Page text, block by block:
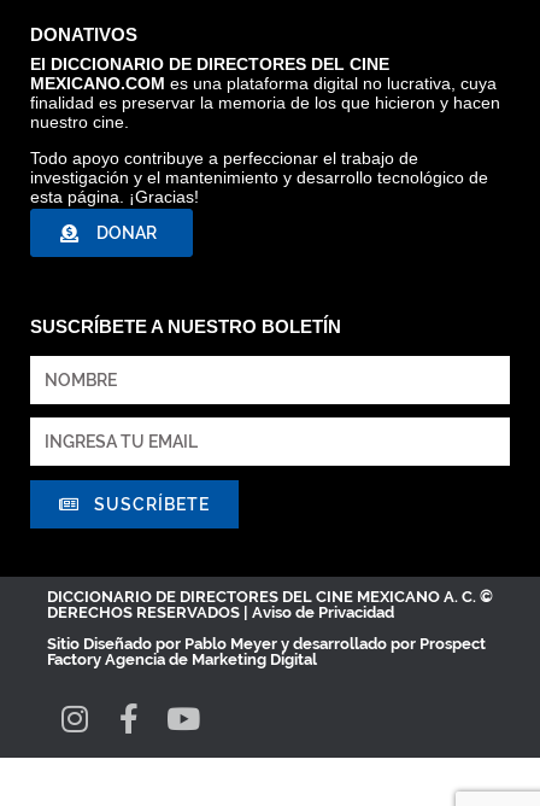
DONATIVOS
El DICCIONARIO DE DIRECTORES DEL CINE
MEXICANO.COM es una plataforma digital no lucrativa, cuya
finalidad es preservar la memoria de los que hicieron y hacen
nuestro cine.
Todo apoyo contribuye a perfeccionar el trabajo de
investigación y el mantenimiento y desarrollo tecnológico de
esta página. ¡Gracias!
DONAR
SUSCRÍBETE A NUESTRO BOLETÍN
SUSCRÍBETE
DICCIONARIO DE DIRECTORES DEL CINE MEXICANO A. C. ©
DERECHOS RESERVADOS | Aviso de Privacidad
Sitio Diseñado por Pablo Meyer y desarrollado por Prospect
Factory Agencia de Marketing Digital